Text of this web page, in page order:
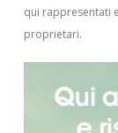
qui rappresentati
proprietari.